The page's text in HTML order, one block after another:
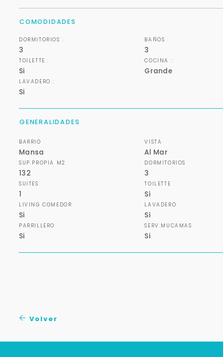
COMODIDADES
DORMITORIOS :
3
BAÑOS :
3
TOILETTE :
Si
COCINA :
Grande
LAVADERO :
Si
GENERALIDADES
BARRIO
Mansa
VISTA
Al Mar
SUP.PROPIA M2
132
DORMITORIOS
3
SUITES
1
TOILETTE
Si
LIVING COMEDOR
Si
LAVADERO
Si
PARRILLERO
Si
SERV.MUCAMAS
Si
Volver